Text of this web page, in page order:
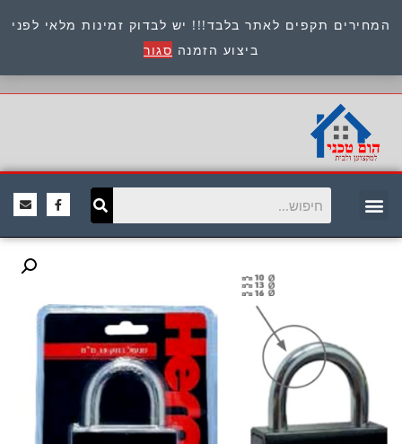
המחירים תקפים לאתר בלבד!!! יש לבדוק זמינות מלאי לפני
ביצוע הזמנה סגור
כתובת : היוזמים 9 אור יהודה שירות לקוחות 054-
8945722